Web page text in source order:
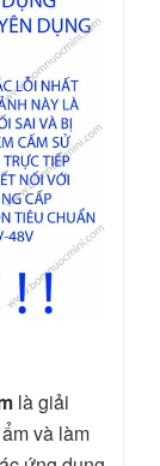
là giải
và làm